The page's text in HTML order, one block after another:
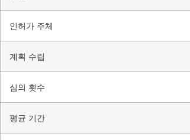
인허가 주체
계획 수립
심의 횟수
평균 기간